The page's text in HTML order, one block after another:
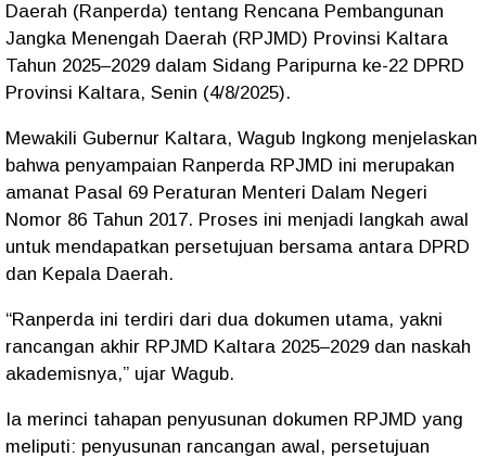
Daerah (Ranperda) tentang Rencana Pembangunan
Jangka Menengah Daerah (RPJMD) Provinsi Kaltara
Tahun 2025–2029 dalam Sidang Paripurna ke-22 DPRD
Provinsi Kaltara, Senin (4/8/2025).
Mewakili Gubernur Kaltara, Wagub Ingkong menjelaskan
bahwa penyampaian Ranperda RPJMD ini merupakan
amanat Pasal 69 Peraturan Menteri Dalam Negeri
Nomor 86 Tahun 2017. Proses ini menjadi langkah awal
untuk mendapatkan persetujuan bersama antara DPRD
dan Kepala Daerah.
“Ranperda ini terdiri dari dua dokumen utama, yakni
rancangan akhir RPJMD Kaltara 2025–2029 dan naskah
akademisnya,” ujar Wagub.
Ia merinci tahapan penyusunan dokumen RPJMD yang
meliputi: penyusunan rancangan awal, persetujuan